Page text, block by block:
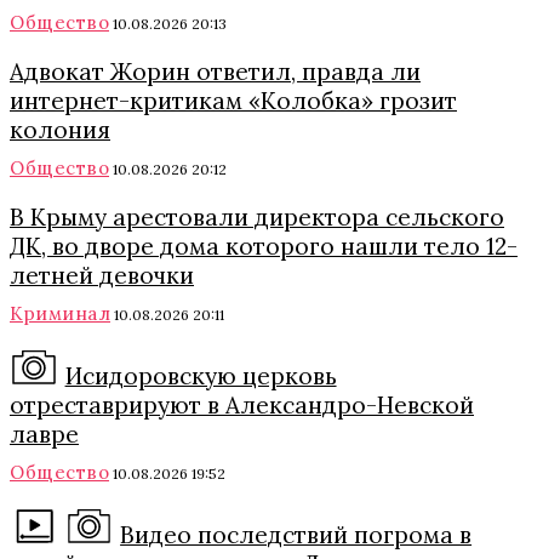
Общество 10.08.2026 20:13
Адвокат Жорин ответил, правда ли
интернет-критикам «Колобка» грозит
колония
Общество 10.08.2026 20:12
В Крыму арестовали директора сельского
ДК, во дворе дома которого нашли тело 12-
летней девочки
Криминал 10.08.2026 20:11
Исидоровскую церковь
отреставрируют в Александро-Невской
лавре
Общество 10.08.2026 19:52
Видео последствий погрома в